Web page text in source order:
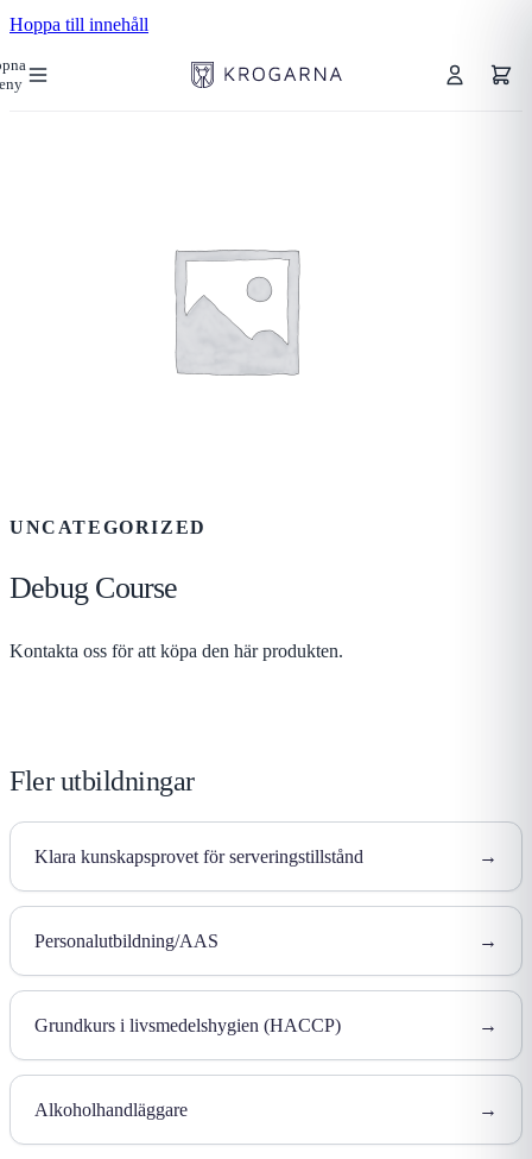
Hoppa till innehåll
UNCATEGORIZED
Debug Course
Kontakta oss för att köpa den här produkten.
Fler utbildningar
Klara kunskapsprovet för serveringstillstånd →
Personalutbildning/AAS →
Grundkurs i livsmedelshygien (HACCP) →
Alkoholhandläggare →